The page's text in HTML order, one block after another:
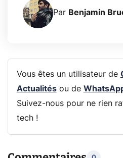
Par Benjamin
Vous êtes un utilisateur de
Actualitésou de
Suivez-nous pour ne rien
tech !